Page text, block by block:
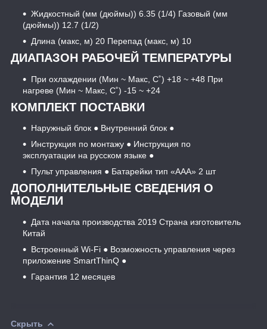
Жидкостный (мм (дюймы)) 6.35 (1/4) Газовый (мм
(дюймы)) 12.7 (1/2)
Длина (макс, м) 20 Перепад (макс, м) 10
ДИАПАЗОН РАБОЧЕЙ ТЕМПЕРАТУРЫ
При охлаждении (Мин ~ Макс, С˚) +18 ~ +48 При
нагреве (Мин ~ Макс, С˚) -15 ~ +24
КОМПЛЕКТ ПОСТАВКИ
Наружный блок ● Внутренний блок ●
Инструкция по монтажу ● Инструкция по
эксплуатации на русском языке ●
Пульт управления ● Батарейки тип «ААА» 2 шт
ДОПОЛНИТЕЛЬНЫЕ СВЕДЕНИЯ О
МОДЕЛИ
Дата начала производства 2019 Страна изготовитель
Китай
Встроенный Wi-Fi ● Возможность управления через
приложение SmartThinQ ●
Гарантия 12 месяцев
Скрыть